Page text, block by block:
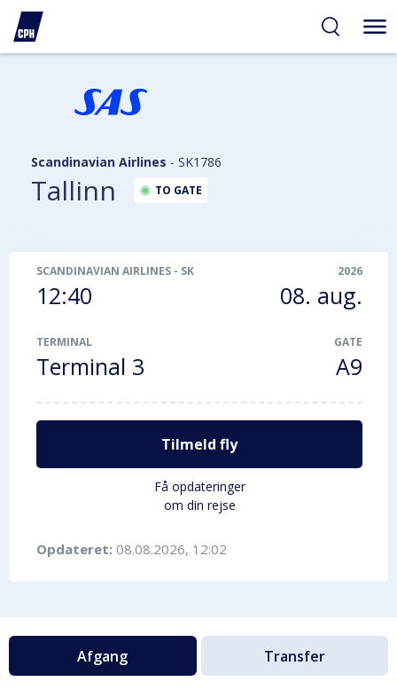
Scandinavian Airlines - SK1786
Tallinn TO GATE
SCANDINAVIAN AIRLINES - SK1786
12:40
2026
08. aug.
TERMINAL
Terminal 3
GATE
A9
Tilmeld fly
Få opdateringer
om din rejse
Opdateret: 08.08.2026, 12:02
Afgang Transfer